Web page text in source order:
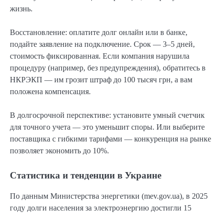
жизнь.
Восстановление: оплатите долг онлайн или в банке,
подайте заявление на подключение. Срок — 3–5 дней,
стоимость фиксированная. Если компания нарушила
процедуру (например, без предупреждения), обратитесь в
НКРЭКП — им грозит штраф до 100 тысяч грн, а вам
положена компенсация.
В долгосрочной перспективе: установите умный счетчик
для точного учета — это уменьшит споры. Или выберите
поставщика с гибкими тарифами — конкуренция на рынке
позволяет экономить до 10%.
Статистика и тенденции в Украине
По данным Министерства энергетики (mev.gov.ua), в 2025
году долги населения за электроэнергию достигли 15